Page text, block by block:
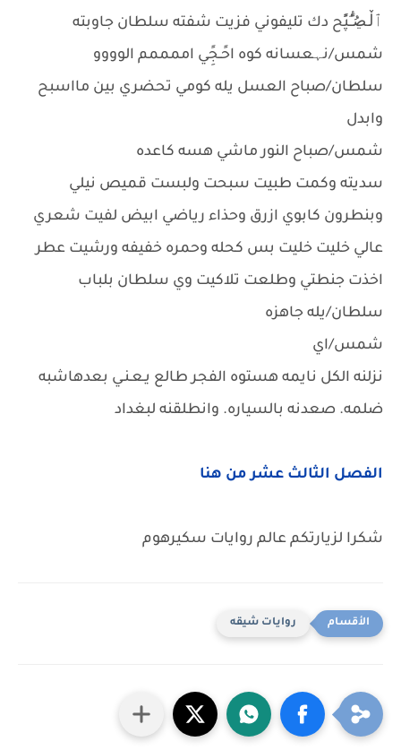
ٱڵـڝُـًْـُپًٍح دك تليفوني فزيت شفته سلطان جاوبته
شمس/نہعسانه كوه احًـجًِي اممممم الوووو
سلطان/صباح العسل يله كومي تحضري بين مااسبح
وابدل
شمس/صباح النور ماشي هسه كاعده
سديته وكمت طبيت سبحت ولبست قميص نيلي
وبنطرون كابوي ازرق وحذاء رياضي ابيض لفيت شعري
عالي خليت خليت بس كحله وحمره خفيفه ورشيت عطر
اخذت جنطتي وطلعت تلاكيت وي سلطان بلباب
سلطان/يله جاهزه
شمس/اي
نزلنه الكل نايمه هستوه الفجر طالع يـعـنـي بعدهاشبه
ضلمه. صعدنه بالسياره. وانطلقنه لبغداد
الفصل الثالث عشر من هنا
شكرا لزيارتكم عالم روايات سكيرهوم
روايات شيقه